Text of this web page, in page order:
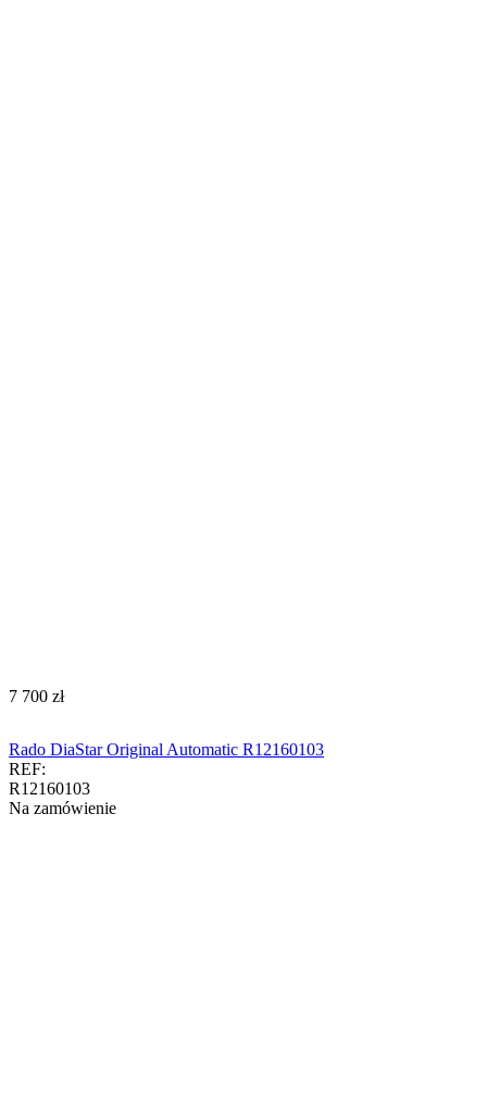
‍7 700‍ zł
Rado DiaStar Original Automatic R12160103
REF:
R12160103
Na zamówienie